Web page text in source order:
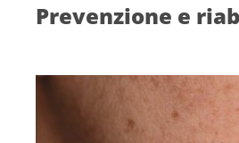
Prevenzione e